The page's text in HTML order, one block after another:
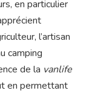
en particulier
l’artisan
camping
de la vanlife
en permettant